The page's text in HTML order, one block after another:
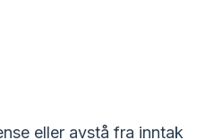
eller avstå fra inntak